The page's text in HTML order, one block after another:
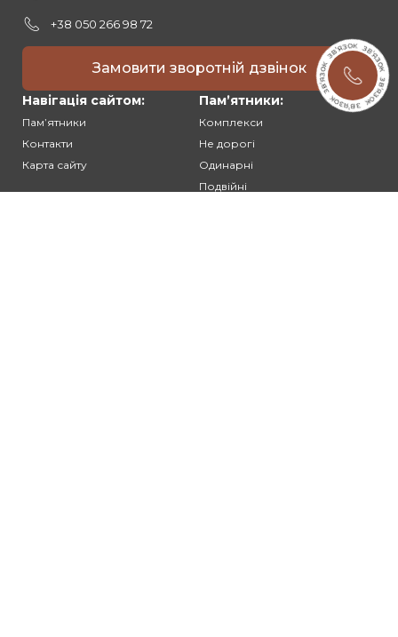
+38 050 266 98 72
Замовити зворотній дзвінок
Навігація сайтом:
Памʼятники
Контакти
Карта сайту
Памʼятники:
Комплекси
Не дорогі
Одинарні
Подвійні